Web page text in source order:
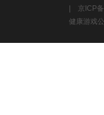
京ICP
健康游戏